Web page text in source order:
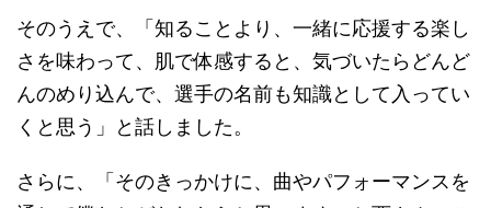
そのうえで、「知ることより、一緒に応援する楽し
さを味わって、肌で体感すると、気づいたらどんど
んのめり込んで、選手の名前も知識として入ってい
くと思う」と話しました。
さらに、「そのきっかけに、曲やパフォーマンスを